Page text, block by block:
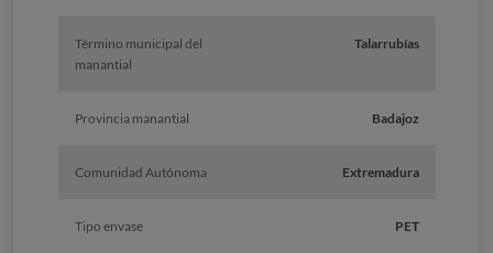
Término municipal del
manantial
Talarrubías
Provincia manantial Badajoz
Comunidad Autónoma Extremadura
Tipo envase PET